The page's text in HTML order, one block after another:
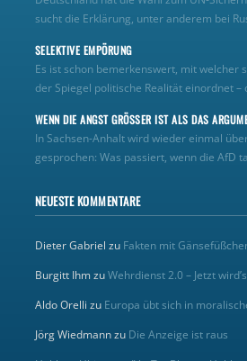
sucht die Erklärung, unter anderem bei
SELEKTIVE EMPÖRUNG
Es ist schon bemerkenswert, mit welcher
der Spiegel politische Realität einordnet –
WENN DIE ANGST GRÖSSER IST ALS DAS
In Sachsen-Anhalt wird wieder einmal
gesprochen: Was passiert, wenn die AfD
NEUESTE KOMMENTARE
Dieter Gabriel zu Fakten mit
Burgitt IhmzuWehrdienst 2.0 – Jetzt
Aldo Orelli zu Europa übt sich in
Jörg Wiedmannzu Die Anzeige ist raus